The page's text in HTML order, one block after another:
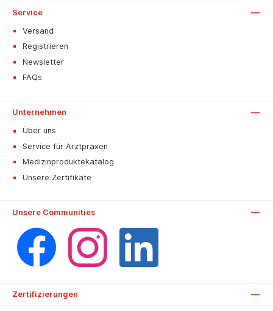
Service
Versand
Registrieren
Newsletter
FAQs
Unternehmen
Über uns
Service für Arztpraxen
Medizinproduktekatalog
Unsere Zertifikate
Unsere Communities
Facebook Instagram LinkedIn
Zertifizierungen